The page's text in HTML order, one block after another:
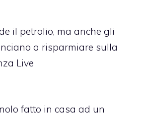
il petrolio, ma anche gli
a risparmiare sulla
Live
fatto in casa ad un